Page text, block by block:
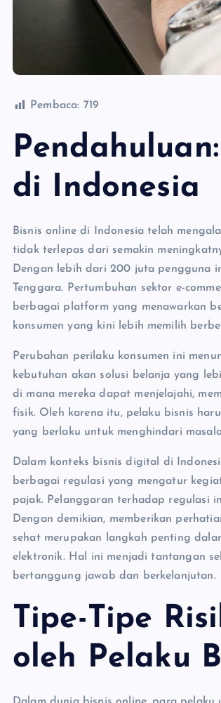
Pembaca: 719
di Indonesia
Bisnis online di Indonesia telah
tidak terlepas dari semakin
Dengan lebih dari 200 juta pengguna
Tenggara. Pertumbuhan sektor e-
berbagai platform yang menawarkan
konsumen yang kini lebih memilih
Perubahan perilaku konsumen ini
kebutuhan akan solusi belanja yang
di mana mereka dapat menjelajahi,
fisik. Oleh karena itu, pelaku bisnis
yang berlaku untuk menghindari
Dalam konteks bisnis digital di
berbagai regulasi yang mengatur
pajak. Pelanggaran terhadap regulasi
Dengan demikian, memberikan
sehat merupakan langkah penting
elektronik. Hal ini menjadi tantangan
bertanggung jawab dan berkelanjutan.
Tipe-Tipe
oleh Pelaku